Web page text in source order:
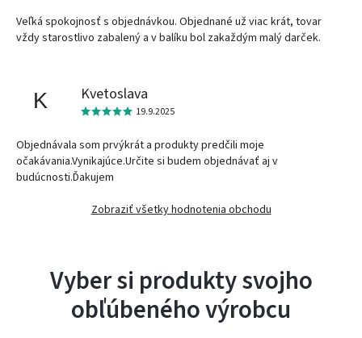
Veľká spokojnosť s objednávkou. Objednané už viac krát, tovar
vždy starostlivo zabalený a v balíku bol zakaždým malý darček.
K Kvetoslava
19.9.2025
Objednávala som prvýkrát a produkty predčili moje
očakávania.Vynikajúce.Určite si budem objednávať aj v
budúcnosti.Ďakujem
Zobraziť všetky hodnotenia obchodu
Vyber si produkty svojho
obľúbeného výrobcu